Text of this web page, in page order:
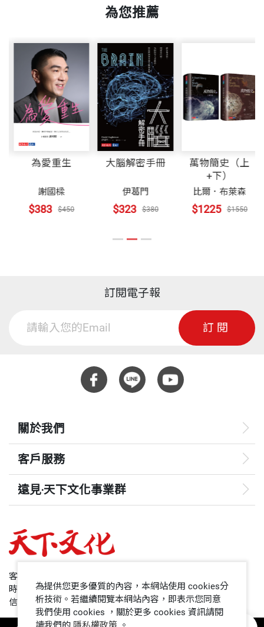
從「未覺悟的佛──眾生」，變成「已覺悟的眾生─
─為什麼推出「前進的思索」十位自選集
「天下文化」以傳播進步觀念自許的出版社，走過了
三十年，出版了二千餘種書。這使我們自己也驚喜，
因為經營的資金全靠自己，所有的收入來自讀者，社
會上有逆耳的忠言：「害一個人叫他從事出版」。
創立於一九八二年，那是一個意氣奮發、急起直追的
二○一二年的台灣已進入另一個年代─前進中產生了
四小龍「經濟奇蹟」中的台灣，在全球競爭力排名中
應對與調適不夠快，不夠準，十多年來一直陷入困
一九八六年民進黨成立後，台灣民主浪潮一波又一波
─包括一九九六李登輝當選首屆民選總統，二○○○
黨輪替。
台灣民主的「寧靜革命」帶給全民莫大的驕傲，但也
同時帶來了不寧靜的折騰。幸有二○○八年馬英九的
當選，打破了兩岸僵持，否則「自我鎖國」的後果，
一九四九年春來台，一九五三年創宜蘭念佛會，奠定
弘法事業的基礎。
一九六七年創建佛光山，以人間佛教為宗風，致力推
動佛教教育、文化、慈善、弘法事業。先後在世界各
地創建近三百所道場，又創辦多所美術館、圖書館、
出版社、書局、雲水醫院、佛教學院，暨興辦西來、
一九七○年後，相繼成立「大慈育幼院」、「仁愛之
並出版《中國佛教經典寶藏精選白話版》，編著《佛
光教科書》、《佛教叢書》、《百年佛緣》、《貧僧
有話要說》等。
二○一七年五月發表《星雲大師全集》，共三百六十
五冊，收錄畢生著作。
大師弘揚人間佛教，以地球人自居，對於：同體與共
所發揚，於一九九一年成立「國際佛光會」，被推為
總會會長，實踐「佛光普照三千界，法水長流五大
洲」的理想。
出版社 天下文化
裝幀
頁數
重量 469
為您推薦
為愛重生
謝國樑
$383 $450
大腦解密手冊
伊葛門
$323 $380
萬物簡史（上
+下）
比爾．布萊森
$1225 $1550
訂閱電子報
訂閱
關於我們
客戶服務
遠見‧天下文化事業群
哈佛商業評論
領導影響力學院
客服專線：+886 2 2662-0012
時間：週一~週五9:00~12:30;13:30~17:00
信箱：service@cwgv.com.tw
為提供您更多優質的內容，本網站使用 cookies分
析技術。若繼續閱覽本網站內容，即表示您同意
我們使用 cookies ，關於更多 cookies 資訊請閱